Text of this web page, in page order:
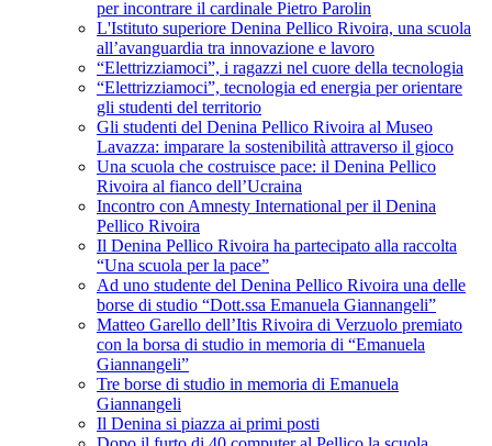
per incontrare il cardinale Pietro Parolin
L'Istituto superiore Denina Pellico Rivoira, una scuola
all’avanguardia tra innovazione e lavoro
“Elettrizziamoci”, i ragazzi nel cuore della tecnologia
“Elettrizziamoci”, tecnologia ed energia per orientare
gli studenti del territorio
Gli studenti del Denina Pellico Rivoira al Museo
Lavazza: imparare la sostenibilità attraverso il gioco
Una scuola che costruisce pace: il Denina Pellico
Rivoira al fianco dell’Ucraina
Incontro con Amnesty International per il Denina
Pellico Rivoira
Il Denina Pellico Rivoira ha partecipato alla raccolta
“Una scuola per la pace”
Ad uno studente del Denina Pellico Rivoira una delle
borse di studio “Dott.ssa Emanuela Giannangeli”
Matteo Garello dell’Itis Rivoira di Verzuolo premiato
con la borsa di studio in memoria di “Emanuela
Giannangeli”
Tre borse di studio in memoria di Emanuela
Giannangeli
Il Denina si piazza ai primi posti